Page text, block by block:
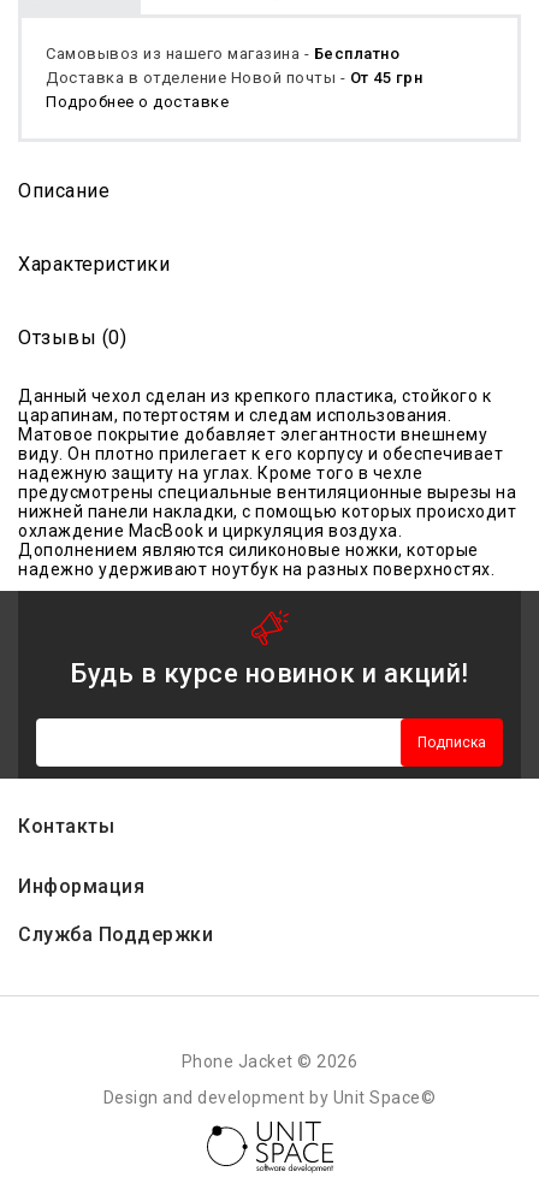
Самовывоз из нашего магазина - Бесплатно
Доставка в отделение Новой почты - От 45 грн
Подробнее о доставке
Описание
Характеристики
Отзывы (0)
Данный чехол сделан из крепкого пластика, стойкого к
царапинам, потертостям и следам использования.
Матовое покрытие добавляет элегантности внешнему
виду. Он плотно прилегает к его корпусу и обеспечивает
надежную защиту на углах. Кроме того в чехле
предусмотрены специальные вентиляционные вырезы на
нижней панели накладки, с помощью которых происходит
охлаждение MacBook и циркуляция воздуха.
Дополнением являются силиконовые ножки, которые
надежно удерживают ноутбук на разных поверхностях.
Будь в курсе новинок и акций!
Подписка
Контакты
Информация
Служба Поддержки
Phone Jacket © 2026
Design and development by Unit Space©